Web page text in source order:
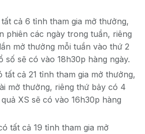
cả 6 tỉnh tham gia mở thưởng,
phiên các ngày trong tuần, riêng
mở thưởng mỗi tuần vào thứ 2
số sẽ có vào 18h30p hàng ngày.
tất cả 21 tỉnh tham gia mở thưởng,
mở thưởng, riêng thứ bảy có 4
XS sẽ có vào 16h30p hàng
tất cả 19 tỉnh tham gia mở